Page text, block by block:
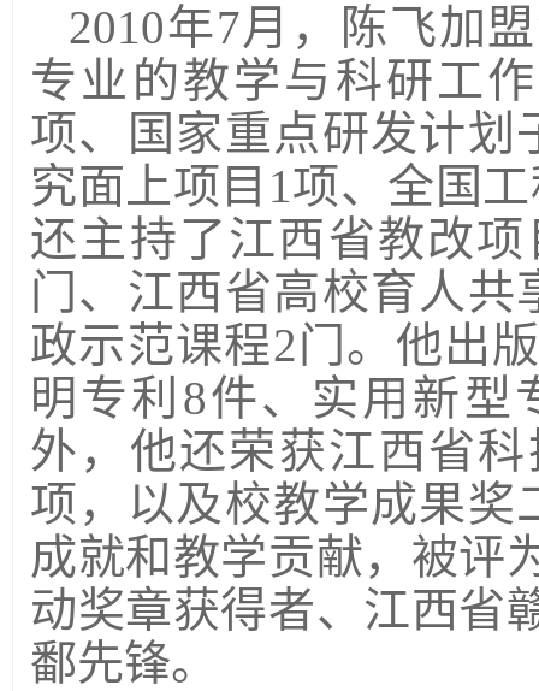
2010年7月，陈飞加
专业的教学与科研工
项、国家重点研发计划
究面上项目 1项、全国
还主持了江西省教改项
门、江西省高校育人共
政示范课程2门。他出
明专利 8件、实用新型
外，他还荣获江西省
项，以及校教学成果奖
成就和教学贡献，被评
动奖章获得者、江西省
鄱先锋。